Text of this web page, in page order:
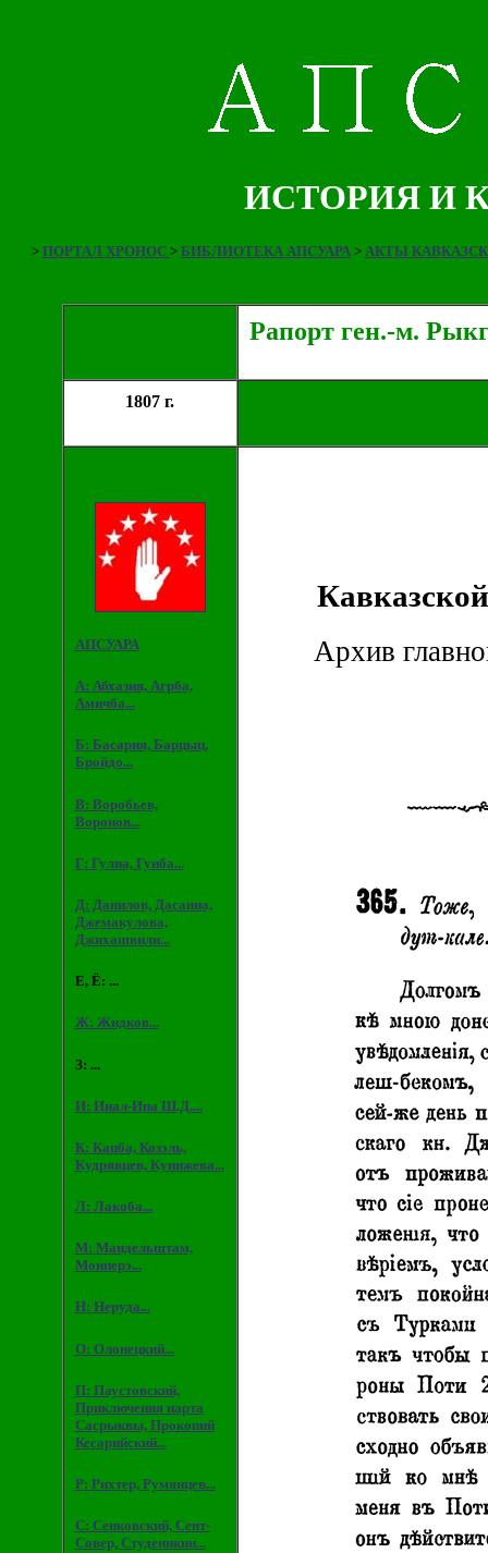
ИСТОРИЯ И
> ПОРТАЛ ХРОНОС > БИБЛИОТЕКА АПСУАРА > АКТЫ
Рапорт ген.-м.
1807 г.
АПСУАРА
А: Абхазия, Агрба,
Амичба...
Б: Басария, Барцыц,
Бройдо...
В: Воробьев,
Воронов...
Г: Гулиа, Гунба...
Д: Данилов, Дасаниа,
Джемакулова,
Джихашвили...
Е, Ё: ...
Ж: Жидков...
З: ...
И: Инал-Ипа Ш.Д....
К: Капба, Козэль,
Кудрявцев, Кунижева...
Л: Лакоба...
М: Мандельштам,
Монперэ...
Н: Неруда...
О: Олонецкий...
П: Паустовский,
Приключения нарта
Сасрыквы, Прокопий
Кесарийский...
Р: Рихтер, Румянцев...
С: Сенковский, Сент-
Совер, Студеникин...
Архив